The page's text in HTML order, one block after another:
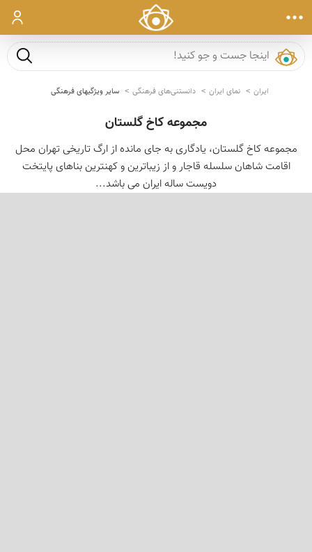
ورود
جست و
ایران نمای ایران دانستنی‌های فرهنگی سایر ویژگیهای فرهنگی
مجموعه کاخ گلستان
مجموعه کاخ گلستان، یادگاری به جای مانده از ارگ تاریخی تهران محل
اقامت شاهان سلسله قاجار و از زیباترین و کهنترین بناهای پایتخت
دویست ساله ایران می باشد...